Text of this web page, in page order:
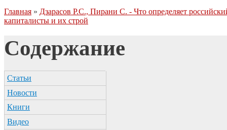
Главная » Дзарасов Р.С., Пирани С. - Что определяет
капиталисты и их строй
Содержание
Статьи
Новости
Книги
Видео